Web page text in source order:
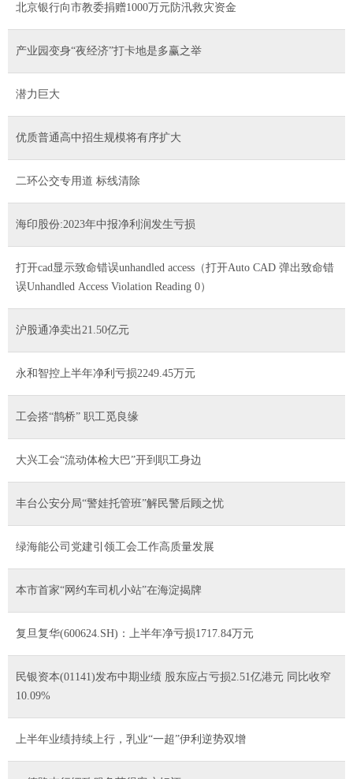
北京银行向市教委捐赠1000万元防汛救灾资金
产业园变身“夜经济”打卡地是多赢之举
潜力巨大
优质普通高中招生规模将有序扩大
二环公交专用道 标线清除
海印股份:2023年中报净利润发生亏损
打开cad显示致命错误unhandled access（打开Auto CAD 弹出致命错
误Unhandled Access Violation Reading 0）
沪股通净卖出21.50亿元
永和智控上半年净利亏损2249.45万元
工会搭“鹊桥” 职工觅良缘
大兴工会“流动体检大巴”开到职工身边
丰台公安分局“警娃托管班”解民警后顾之忧
绿海能公司党建引领工会工作高质量发展
本市首家“网约车司机小站”在海淀揭牌
复旦复华(600624.SH)：上半年净亏损1717.84万元
民银资本(01141)发布中期业绩 股东应占亏损2.51亿港元 同比收窄
10.09%
上半年业绩持续上行，乳业“一超”伊利逆势双增